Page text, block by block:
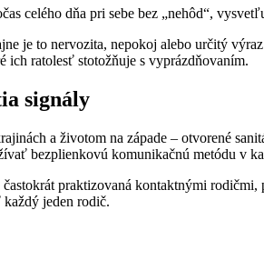
celého dňa pri sebe bez „nehôd“,
je to nervozita, nepokoj alebo určitý
ratolesť stotožňuje s vyprázdňovaním.
signály
a životom na západe – otvorené
bezplienkovú komunikačnú metódu v
praktizovaná kontaktnými
jeden rodič.